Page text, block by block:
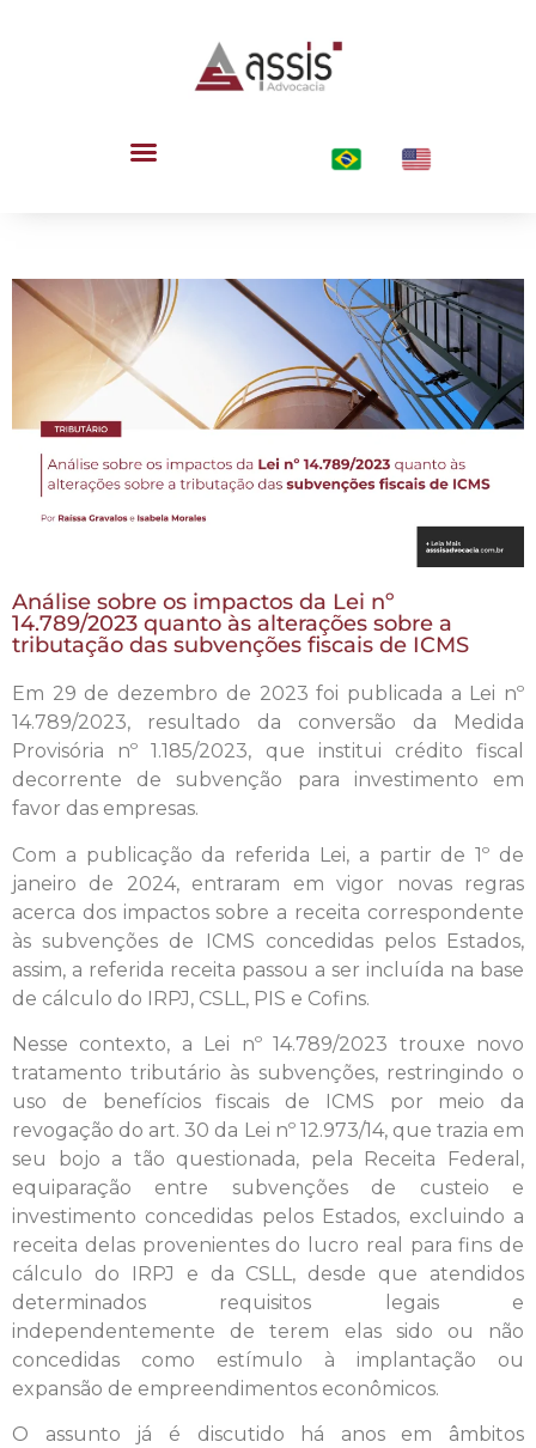
Análise sobre os impactos da Lei nº
14.789/2023 quanto às alterações sobre a
tributação das subvenções fiscais de ICMS
Em 29 de dezembro de 2023 foi publicada a Lei nº
14.789/2023, resultado da conversão da Medida
Provisória nº 1.185/2023, que institui crédito fiscal
decorrente de subvenção para investimento em
favor das empresas.
Com a publicação da referida Lei, a partir de 1º de
janeiro de 2024, entraram em vigor novas regras
acerca dos impactos sobre a receita correspondente
às subvenções de ICMS concedidas pelos Estados,
assim, a referida receita passou a ser incluída na base
de cálculo do IRPJ, CSLL, PIS e Cofins.
Nesse contexto, a Lei nº 14.789/2023 trouxe novo
tratamento tributário às subvenções, restringindo o
uso de benefícios fiscais de ICMS por meio da
revogação do art. 30 da Lei nº 12.973/14, que trazia em
seu bojo a tão questionada, pela Receita Federal,
equiparação entre subvenções de custeio e
investimento concedidas pelos Estados, excluindo a
receita delas provenientes do lucro real para fins de
cálculo do IRPJ e da CSLL, desde que atendidos
determinados requisitos legais e
independentemente de terem elas sido ou não
concedidas como estímulo à implantação ou
expansão de empreendimentos econômicos.
O assunto já é discutido há anos em âmbitos